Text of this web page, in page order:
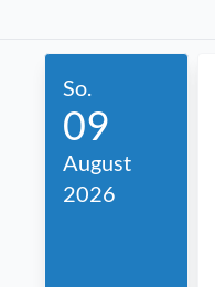
So.
09
August
2026